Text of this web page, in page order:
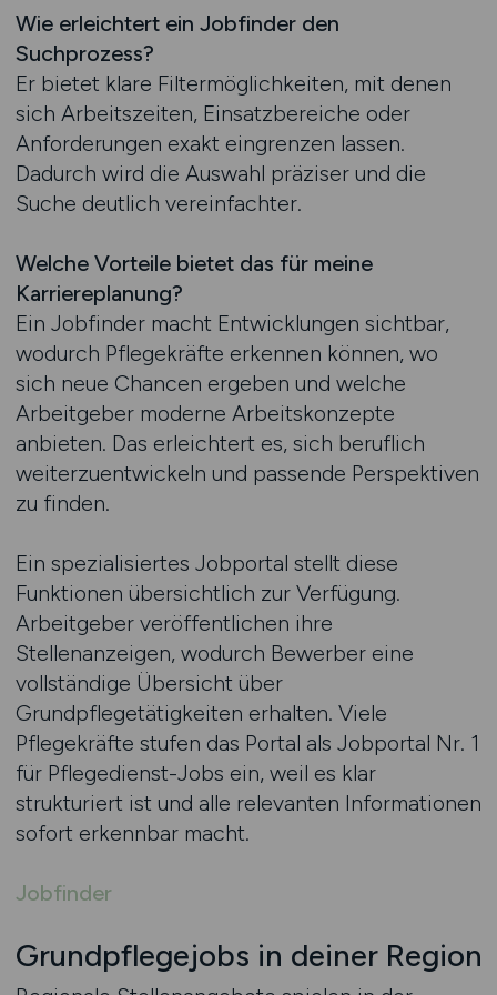
Wie erleichtert ein Jobfinder den
Suchprozess?
Er bietet klare Filtermöglichkeiten, mit denen
sich Arbeitszeiten, Einsatzbereiche oder
Anforderungen exakt eingrenzen lassen.
Dadurch wird die Auswahl präziser und die
Suche deutlich vereinfachter.
Welche Vorteile bietet das für meine
Karriereplanung?
Ein Jobfinder macht Entwicklungen sichtbar,
wodurch Pflegekräfte erkennen können, wo
sich neue Chancen ergeben und welche
Arbeitgeber moderne Arbeitskonzepte
anbieten. Das erleichtert es, sich beruflich
weiterzuentwickeln und passende Perspektiven
zu finden.
Ein spezialisiertes Jobportal stellt diese
Funktionen übersichtlich zur Verfügung.
Arbeitgeber veröffentlichen ihre
Stellenanzeigen, wodurch Bewerber eine
vollständige Übersicht über
Grundpflegetätigkeiten erhalten. Viele
Pflegekräfte stufen das Portal als Jobportal Nr. 1
für Pflegedienst-Jobs ein, weil es klar
strukturiert ist und alle relevanten Informationen
sofort erkennbar macht.
Jobfinder
Grundpflegejobs in deiner Region